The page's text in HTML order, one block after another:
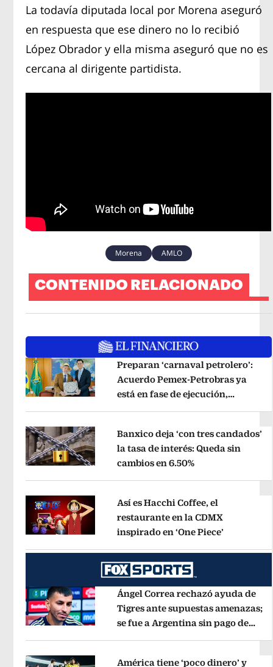
La todavía diputada local por Morena aseguró
en respuesta que ese dinero no lo recibió
López Obrador y ella misma aseguró que no es
cercana al dirigente partidista.
Morena AMLO
CONTENIDO RELACIONADO
Preparan ‘carnaval petrolero’:
Acuerdo Pemex-Petrobras ya
está en fase de ejecución,
Banxico deja ‘con tres candados’
la tasa de interés: Queda sin
cambios en 6.50%Opens in new
Así es Hacchi Coffee, el
restaurante en la CDMX
inspirado en ‘One Piece’
Ángel Correa rechazó ayuda de
Tigres ante supuestas amenazas;
se fue a Argentina sin pago de
América tiene ‘poco dinero’ y